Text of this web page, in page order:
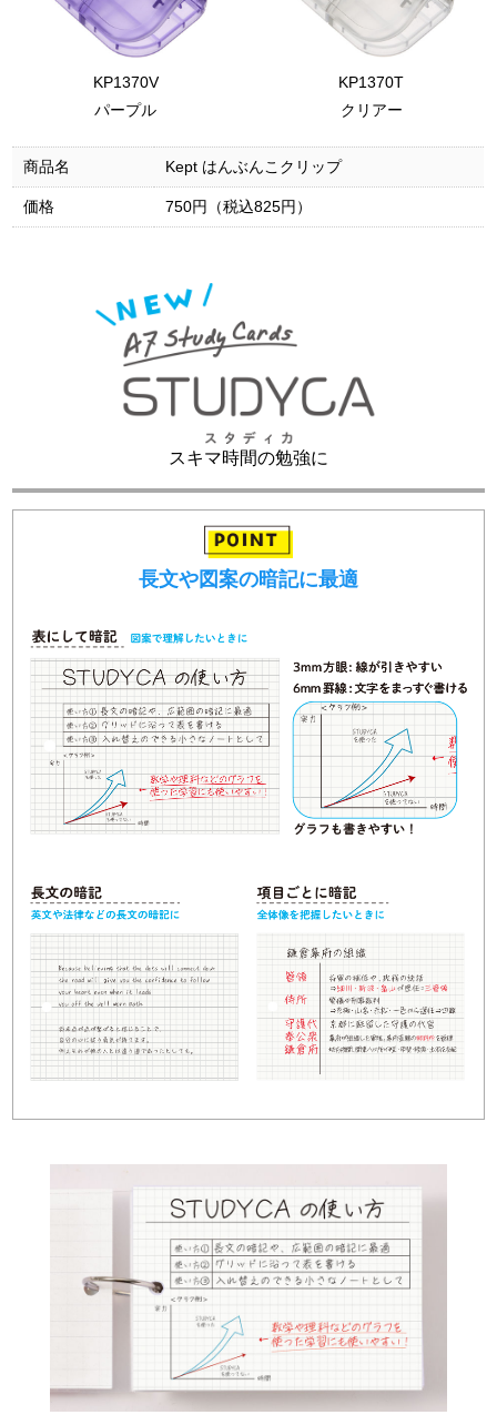
KP1370V
パープル
KP1370T
クリアー
商品名 Kept はんぶんこクリップ
価格 750円（税込825円）
スキマ時間の勉強に
長文や図案の暗記に最適